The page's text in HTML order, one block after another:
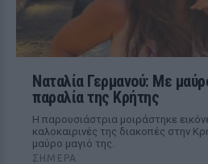
Ναταλία Γερμανού: Με
παραλία της Κρήτης
Η παρουσιάστρια μοιράστηκε
καλοκαιρινές της διακοπές στην
μαύρο μαγιό της.
ΣΉΜΕΡΑ